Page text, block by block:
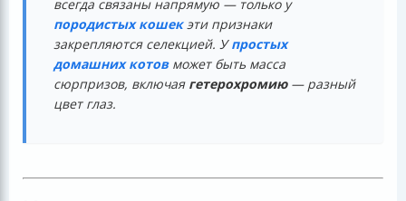
всегда связаны напрямую — только у
породистых кошекэти признаки
закрепляются селекцией. Упростых
домашних котовможет быть масса
сюрпризов, включая гетерохромию— разный
цвет глаз.